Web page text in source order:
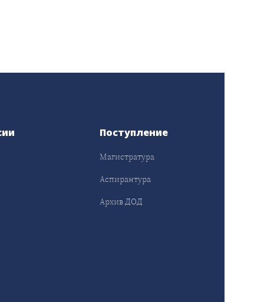
Поступление
Магистратура
Аспирантура
Архив ДОД